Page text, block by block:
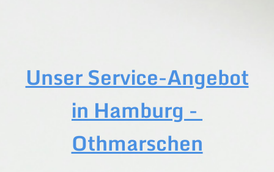
Unser Service-Angebot
in Hamburg -
Othmarschen